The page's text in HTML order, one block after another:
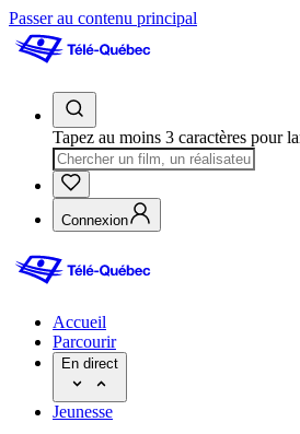
Passer au contenu principal
Tapez au moins 3 caractères pour
Connexion
Accueil
Parcourir
En direct
Jeunesse